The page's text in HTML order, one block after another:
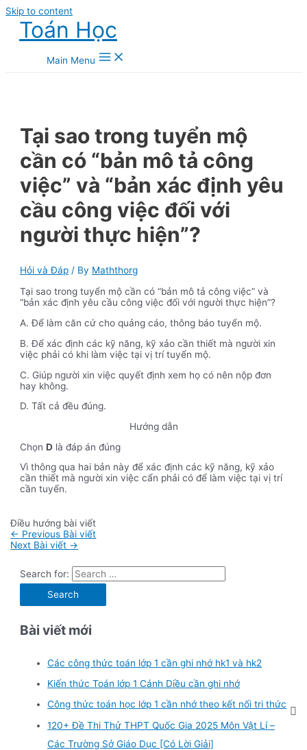
Skip to content
Toán Học
Main Menu
Tại sao trong tuyển mộ
cần có “bản mô tả công
việc” và “bản xác định yêu
cầu công việc đối với
người thực hiện”?
Hỏi và Đáp / By Maththorg
Tại sao trong tuyển mộ cần có “bản mô tả công việc” và
“bản xác định yêu cầu công việc đối với người thực hiện”?
A. Để làm căn cứ cho quảng cáo, thông báo tuyển mộ.
B. Để xác định các kỹ năng, kỹ xảo cần thiết mà người xin
việc phải có khi làm việc tại vị trí tuyển mộ.
C. Giúp người xin việc quyết định xem họ có nên nộp đơn
hay không.
D. Tất cả đều đúng.
Hướng dẫn
ChọnD là đáp án đúng
Vì thông qua hai bản này để xác định các kỹ năng, kỹ xảo
cần thiết mà người xin việc cẩn phải có để làm việc tại vị trí
cần tuyển.
Điều hướng bài viết
← Previous Bài viết
Next Bài viết →
Search for:
Bài viết mới
Các công thức toán lớp 1 cần ghi nhớ hk1 và hk2
Kiến thức Toán lớp 1 Cánh Diều cần ghi nhớ
Công thức toán học lớp 1 cần nhớ theo kết nối tri thức
120+ Đề Thi Thử THPT Quốc Gia 2025 Môn Vật Lí –
Các Trường Sở Giáo Dục [Có Lời Giải]